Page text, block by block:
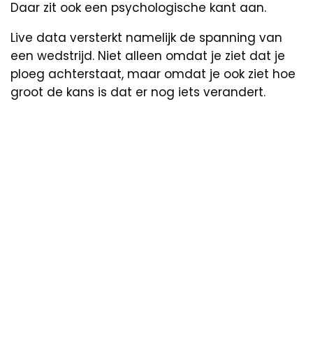
Daar zit ook een psychologische kant aan.
Live data versterkt namelijk de spanning van
een wedstrijd. Niet alleen omdat je ziet dat je
ploeg achterstaat, maar omdat je ook ziet hoe
groot de kans is dat er nog iets verandert.